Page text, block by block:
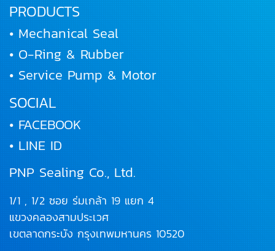
PRODUCTS
• Mechanical Seal
• O-Ring & Rubber
• Service Pump & Motor
SOCIAL
• FACEBOOK
• LINE ID
PNP Sealing Co., Ltd.
1/1 , 1/2 ซอย ร่มเกล้า 19 แยก 4
แขวงคลองสามประเวศ
เขตลาดกระบัง กรุงเทพมหานคร 10520